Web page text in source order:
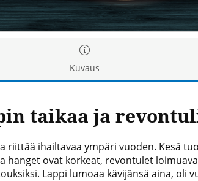
Kuvaus
taikaa ja
riittää ihailtavaa ympäri vuoden. Kesä
hanget ovat korkeat, revontulet
Lappi lumoaa kävijänsä aina, oli